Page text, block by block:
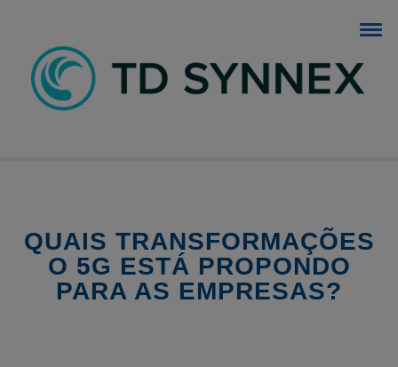
BLOG TD SYNNEX
QUAIS TRANSFORMAÇÕES
O 5G ESTÁ PROPONDO
PARA AS EMPRESAS?